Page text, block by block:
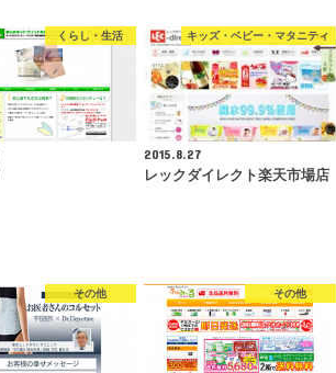
くらし・生活 キッズ・ベビー・マタニティ
2015.8.27
レックダイレクト楽天市場店
その他 その他